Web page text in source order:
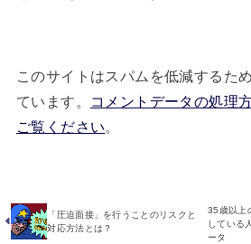
このサイトはスパムを低減するた
ています。
コメントデータの処理
ご覧ください。
「圧迫面接」を行うことのリスクと
対応方法とは？
35歳以上
している
ータ